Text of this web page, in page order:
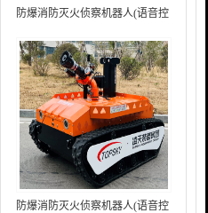
防爆消防灭火侦察机器人(语音控
MC80BD（第6代）
防爆消防灭火侦察机器人(语音控